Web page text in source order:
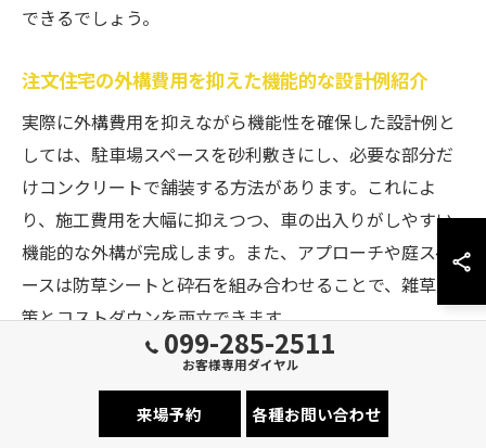
できるでしょう。
注文住宅の外構費用を抑えた機能的な設計例紹介
実際に外構費用を抑えながら機能性を確保した設計例と
しては、駐車場スペースを砂利敷きにし、必要な部分だ
けコンクリートで舗装する方法があります。これによ
り、施工費用を大幅に抑えつつ、車の出入りがしやすい
機能的な外構が完成します。また、アプローチや庭スペ
ースは防草シートと砕石を組み合わせることで、雑草対
策とコストダウンを両立できます。
鹿児島県の気候に合わせて、雨水の排水計画や日除けの
工夫も重要です。例えば、ウッドデッキやパーゴラを設
置すれば、家族がくつろげるスペースが生まれ、コスト
099-285-2511
お客様専用ダイヤル
来場予約 各種お問い合わせ